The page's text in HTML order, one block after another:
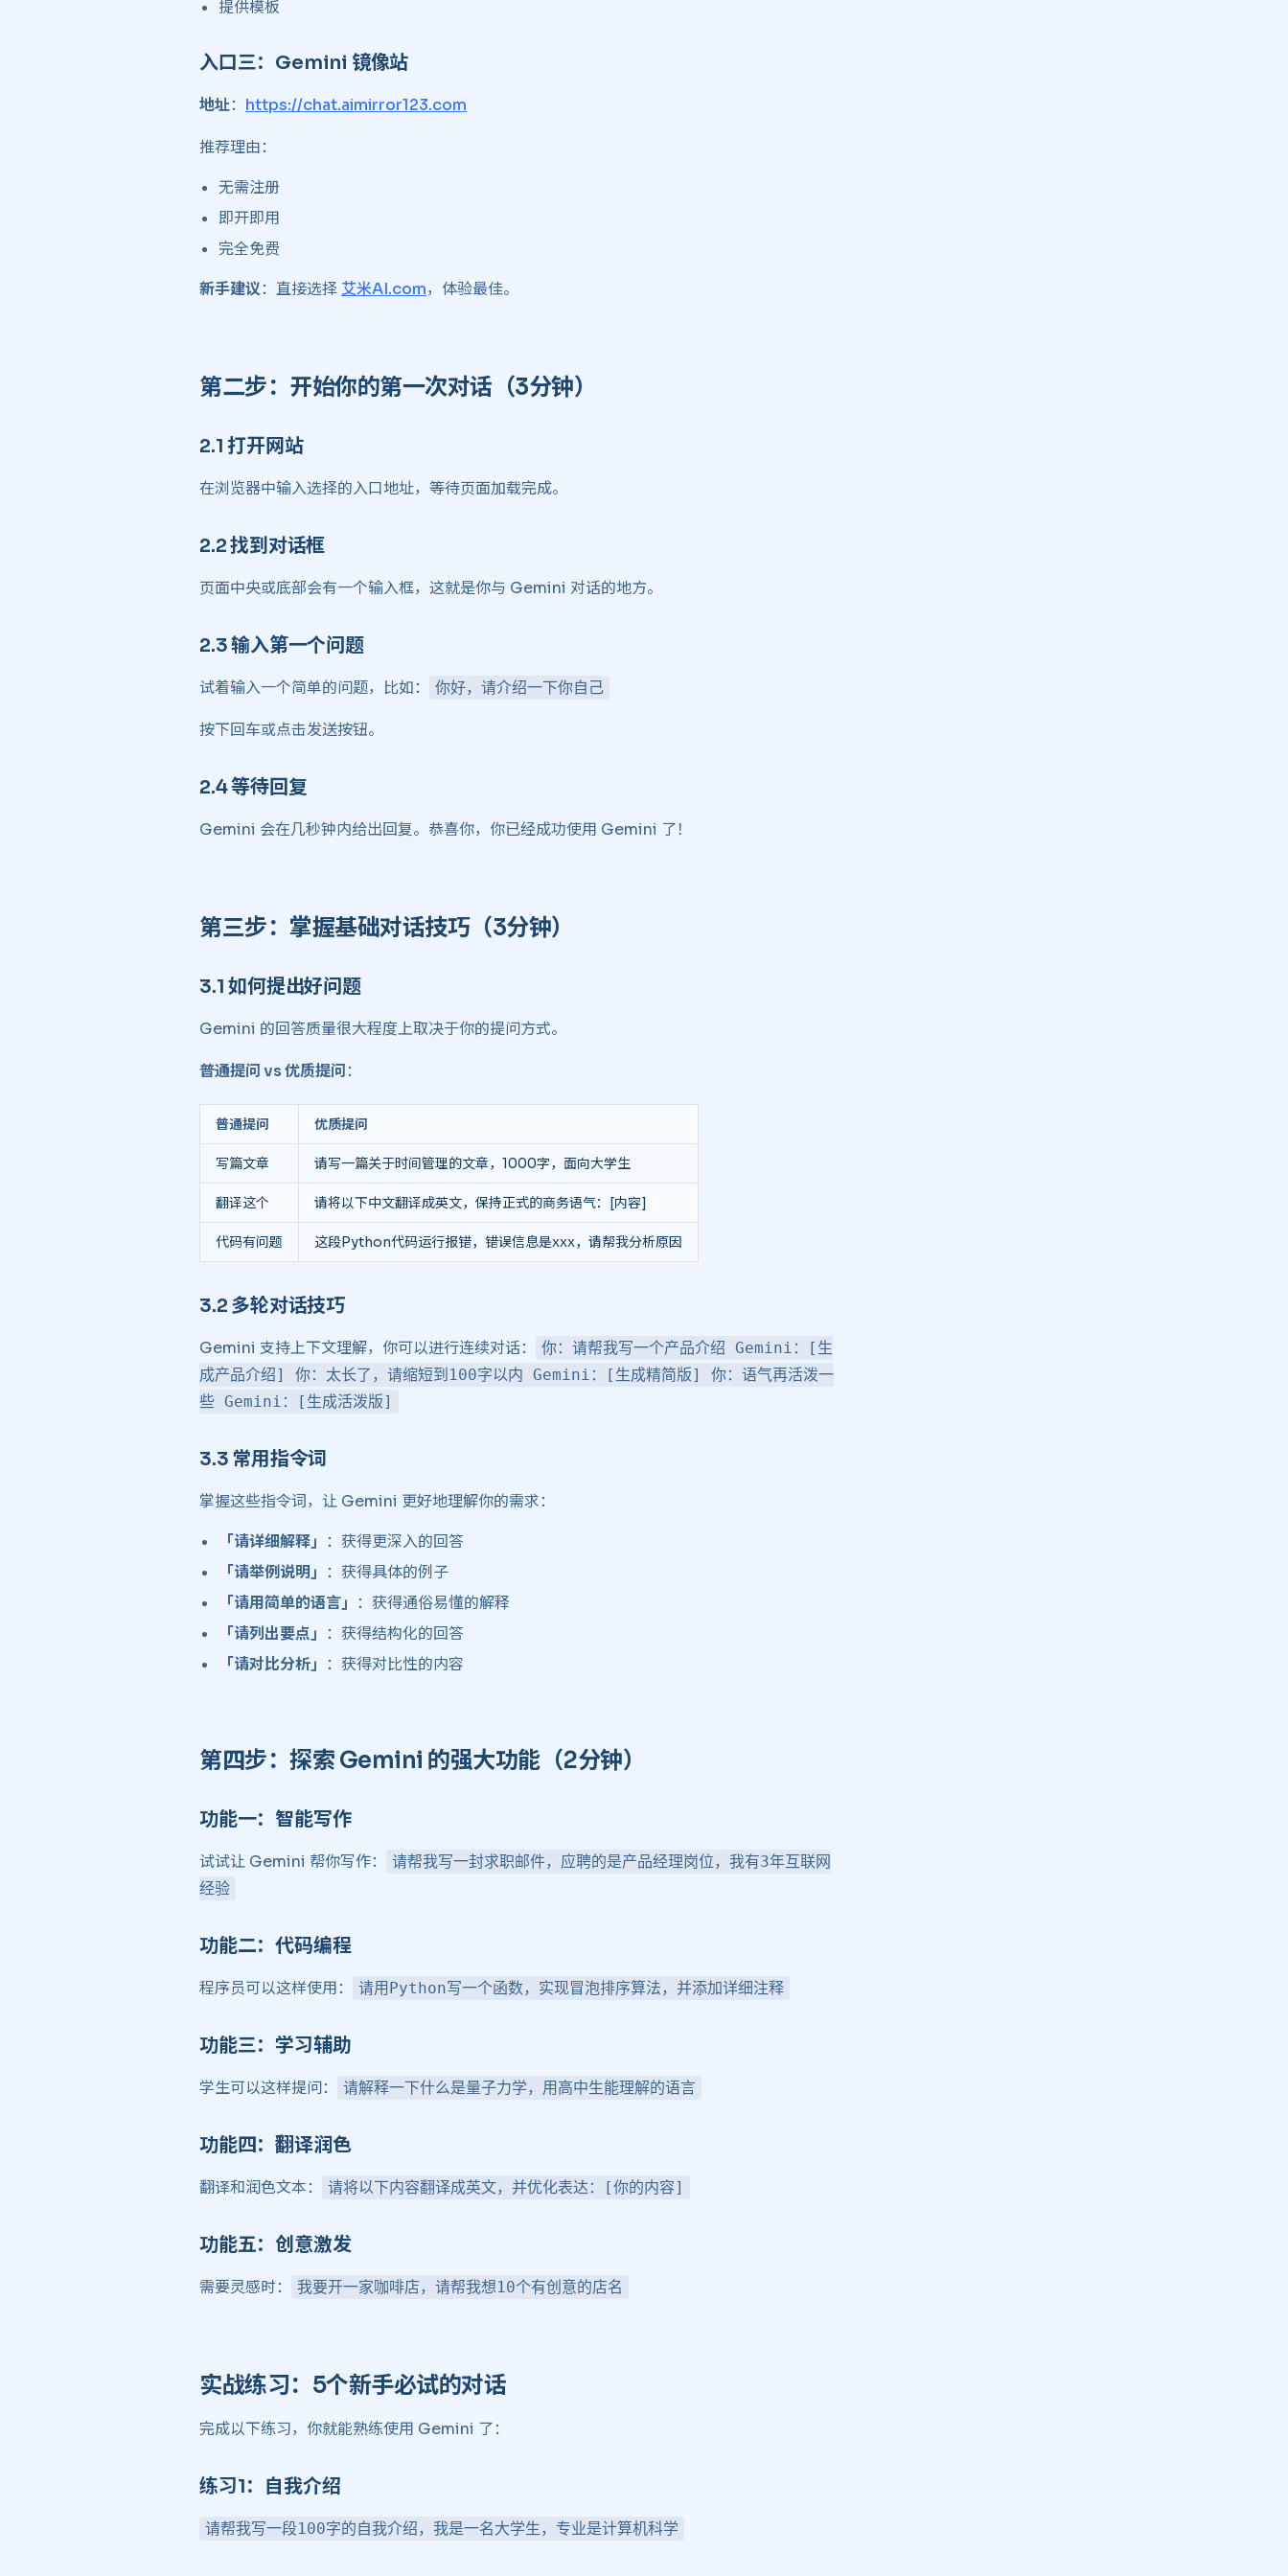
提供模板
入口三：Gemini 镜像站 ​
地址： https://chat.aimirror123.com
推荐理由：
无需注册
即开即用
完全免费
新手建议：直接选择 艾米AI.com，体验最佳。
第二步：开始你的第一次对话（3分钟） ​
2.1 打开网站 ​
在浏览器中输入选择的入口地址，等待页面加载完成。
2.2 找到对话框 ​
页面中央或底部会有一个输入框，这就是你与 Gemini 对话的地方。
2.3 输入第一个问题 ​
试着输入一个简单的问题，比如： 你好，请介绍一下你自己
按下回车或点击发送按钮。
2.4 等待回复 ​
Gemini 会在几秒钟内给出回复。恭喜你，你已经成功使用 Gemini 了！
第三步：掌握基础对话技巧（3分钟） ​
3.1 如何提出好问题 ​
Gemini 的回答质量很大程度上取决于你的提问方式。
普通提问 vs 优质提问：
普通提问 优质提问
写篇文章 请写一篇关于时间管理的文章，1000字，面向大学生
翻译这个 请将以下中文翻译成英文，保持正式的商务语气：[内容]
代码有问题 这段Python代码运行报错，错误信息是xxx，请帮我分析原因
3.2 多轮对话技巧 ​
Gemini 支持上下文理解，你可以进行连续对话：
你：请帮我写一个产品介绍 Gemini：[生
成产品介绍] 你：太长了，请缩短到100字以内 Gemini：[生成精简版] 你：语气再活泼一
些 Gemini：[生成活泼版]
3.3 常用指令词 ​
掌握这些指令词，让 Gemini 更好地理解你的需求：
「请详细解释」
：获得更深入的回答
「请举例说明」
：获得具体的例子
「请用简单的语言」
：获得通俗易懂的解释
「请列出要点」
：获得结构化的回答
「请对比分析」
：获得对比性的内容
第四步：探索 Gemini 的强大功能（2分钟） ​
功能一：智能写作 ​
试试让 Gemini 帮你写作：
请帮我写一封求职邮件，应聘的是产品经理岗位，我有3年互联网
经验
功能二：代码编程 ​
程序员可以这样使用： 请用Python写一个函数，实现冒泡排序算法，并添加详细注释
功能三：学习辅助 ​
学生可以这样提问： 请解释一下什么是量子力学，用高中生能理解的语言
功能四：翻译润色 ​
翻译和润色文本： 请将以下内容翻译成英文，并优化表达：[你的内容]
功能五：创意激发 ​
需要灵感时： 我要开一家咖啡店，请帮我想10个有创意的店名
实战练习：5个新手必试的对话 ​
完成以下练习，你就能熟练使用 Gemini 了：
练习1：自我介绍 ​
请帮我写一段100字的自我介绍，我是一名大学生，专业是计算机科学